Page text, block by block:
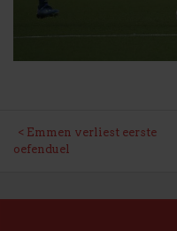
BERICHT
Emmen verliest eerste
oefenduel